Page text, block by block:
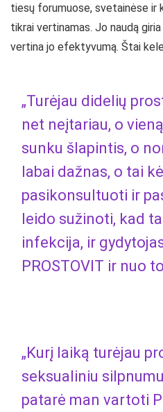
tiesų forumuose, svetainėse ir
tikrai vertinamas. Jo naudą
vertina jo efektyvumą. Štai
„Turėjau didelių
net neįtariau, o
sunku šlapintis, o
labai dažnas, o tai
pasikonsultuoti ir
leido sužinoti, kad
infekcija, ir
PROSTOVIT ir nuo
„Kurį laiką turėjau
seksualiniu
patarė man vartoti